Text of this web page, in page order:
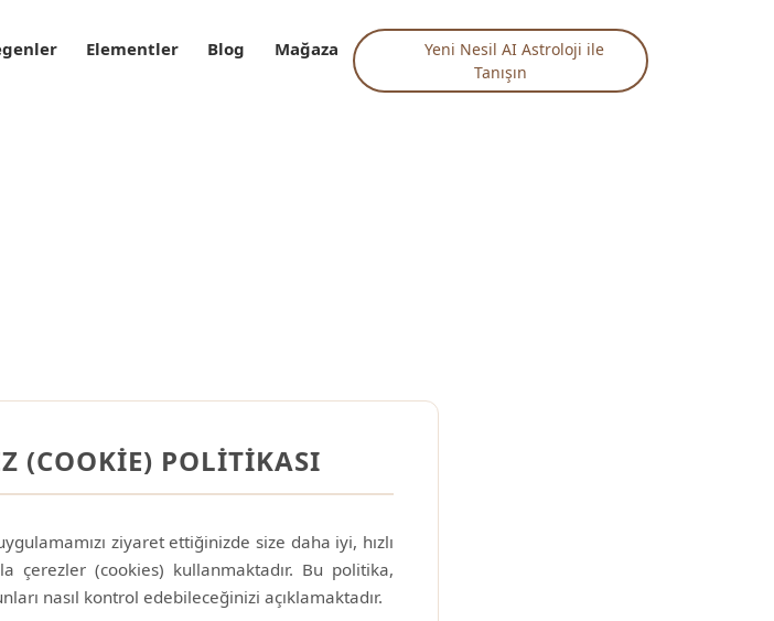
Elementler Blog Mağaza
Yeni Nesil AI Astroloji ile
Tanışın
(COOKIE) POLITIKASI
ziyaret ettiğinizde size daha iyi, hızlı
çerezler (cookies) kullanmaktadır. Bu politika,
nasıl kontrol edebileceğinizi açıklamaktadır.